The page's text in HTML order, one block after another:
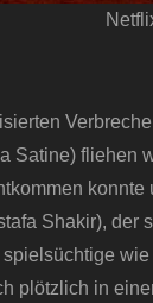
Satine)
Shakir), der
plötzlich in